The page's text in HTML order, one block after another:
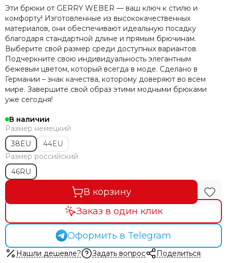
Эти брюки от GERRY WEBER — ваш ключ к стилю и
комфорту! Изготовленные из высококачественных
материалов, они обеспечивают идеальную посадку
благодаря стандартной длине и прямым брючинам.
Выберите свой размер среди доступных вариантов.
Подчеркните свою индивидуальность элегантным
бежевым цветом, который всегда в моде. Сделано в
Германии – знак качества, которому доверяют во всем
мире. Завершите свой образ этими модными брюками
уже сегодня!
В наличии
Размер немецкий
38EU
44EU
Размер российский
46RU
В корзину
Заказ в один клик
Оформить в Telegram
Нашли дешевле? Задать вопрос Поделиться